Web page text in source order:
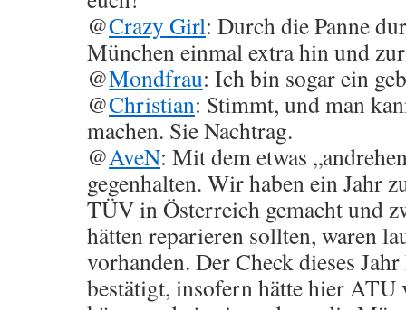
@Crazy Girl: Durch die Panne
München einmal extra hin und
@Mondfrau: Ich bin sogar ein
@Christian: Stimmt, und man
machen. Sie Nachtrag.
@AveN: Mit dem etwas
gegenhalten. Wir haben ein Jahr
TÜV in Österreich gemacht und
hätten reparieren sollten, waren
vorhanden. Der Check dieses
bestätigt, insofern hätte hier ATU